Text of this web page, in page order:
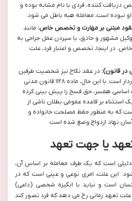
کننده، فردی با نام مشابه بوده و
نبوده است، معامله هبه باطل می شود.
مبتنی بر مهارت و تخصص خاص: مانند
مشهور و حاذق، یا سپردن عمل جراحی به
در اینجا، تخصص و اعتبار فرد، علت
در قانون): در عقد نکاح نیز شخصیت طرفین
از اهمیت بالایی برخوردار است. با این حال، ماده ۱۱۲۸ قانون مدنی
اساسی همسر، حق فسخ را پیش بینی کرده
استثناء بر قاعده عمومی بطلان ناشی از
که به منظور حفظ مصلحت خانواده و
نهاد ازدواج وضع شده است.
یا جهت تعهد
است که یک طرف معامله بر اساس آن،
این علت، امری نوعی و عینی است که در
است و نباید با انگیزه شخصی (داعی)
علت تعهد زمانی رخ می دهد که فرد تصور کند